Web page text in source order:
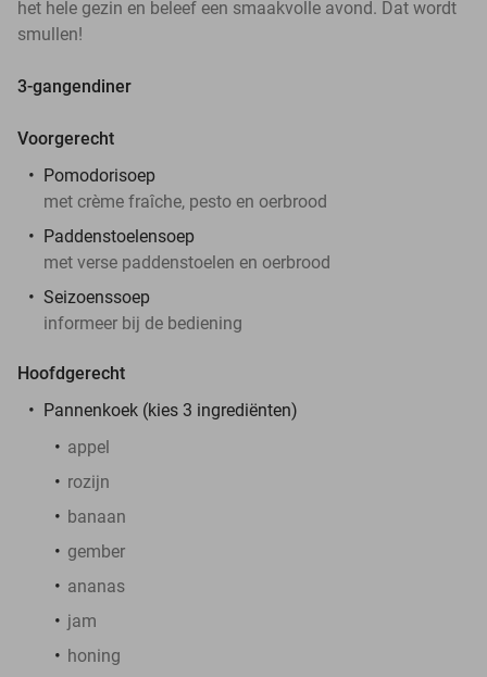
het hele gezin en beleef een smaakvolle avond. Dat wordt
smullen!
3-gangendiner
Voorgerecht
Pomodorisoep
met crème fraîche, pesto en oerbrood
Paddenstoelensoep
met verse paddenstoelen en oerbrood
Seizoenssoep
informeer bij de bediening
Hoofdgerecht
Pannenkoek (kies 3 ingrediënten)
appel
rozijn
banaan
gember
ananas
jam
honing